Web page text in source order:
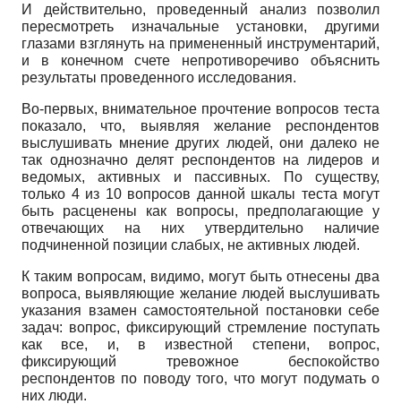
И действительно, проведенный анализ позволил
пересмотреть изначальные установки, другими
глазами взглянуть на примененный инструментарий,
и в конечном счете непротиворечиво объяснить
результаты проведенного исследования.
Во-первых, внимательное прочтение вопросов теста
показало, что, выявляя желание респондентов
выслушивать мнение других людей, они далеко не
так однозначно делят респондентов на лидеров и
ведомых, активных и пассивных. По существу,
только 4 из 10 вопросов данной шкалы теста могут
быть расценены как вопросы, предполагающие у
отвечающих на них утвердительно наличие
подчиненной позиции слабых, не активных людей.
К таким вопросам, видимо, могут быть отнесены два
вопроса, выявляющие желание людей выслушивать
указания взамен самостоятельной постановки себе
задач: вопрос, фиксирующий стремление поступать
как все, и, в известной степени, вопрос,
фиксирующий тревожное беспокойство
респондентов по поводу того, что могут подумать о
них люди.